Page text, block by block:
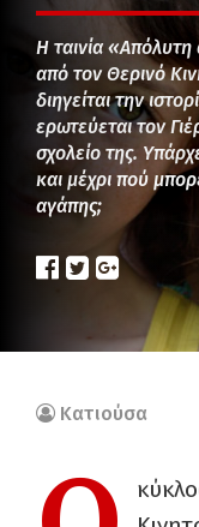
Η ταινία
από τον Θερινό
διηγείται την
ερωτεύεται τον
σχολείο της.
και μέχρι πού
αγάπης;
Κατιούσα